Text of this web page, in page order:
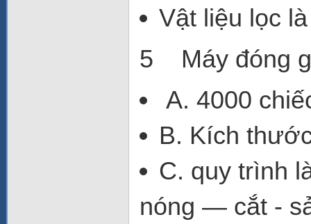
Vật liệu lọc
5 Máy đóng
A. 4000
B. Kích
C. quy trình
nóng — cắt -